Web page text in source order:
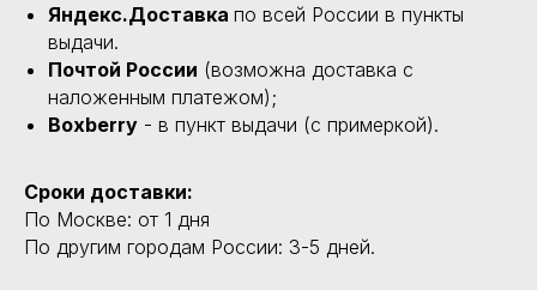
Яндекс.Доставка по всей России в пункты
выдачи.
Почтой России (возможна доставка с
наложенным платежом);
Boxberry - в пункт выдачи (с примеркой).
Сроки доставки:
По Москве: от 1 дня
По другим городам России: 3-5 дней.